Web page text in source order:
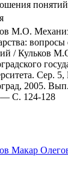
понятий
М.О.
/ Кульков
Сер.
2005.
— С. 124-128
Макар